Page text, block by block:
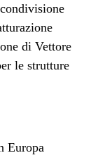
di Vettore
le strutture
Europa